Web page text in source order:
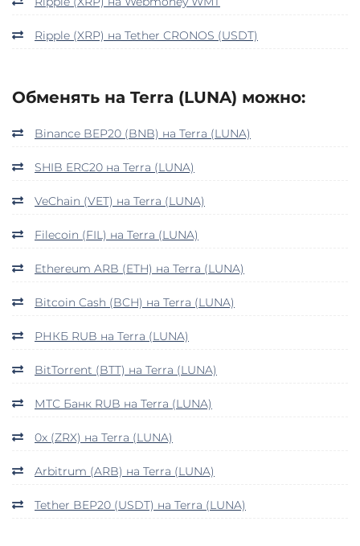
Ripple (XRP) на Tether CRONOS (USDT)
Обменять на Terra (LUNA) можно:
Binance BEP20 (BNB) на Terra (LUNA)
SHIB ERC20 на Terra (LUNA)
VeChain (VET) на Terra (LUNA)
Filecoin (FIL) на Terra (LUNA)
Ethereum ARB (ETH) на Terra (LUNA)
Bitcoin Cash (BCH) на Terra (LUNA)
РНКБ RUB на Terra (LUNA)
BitTorrent (BTT) на Terra (LUNA)
МТС Банк RUB на Terra (LUNA)
0x (ZRX) на Terra (LUNA)
Arbitrum (ARB) на Terra (LUNA)
Tether BEP20 (USDT) на Terra (LUNA)